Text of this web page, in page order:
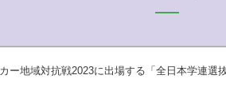
ー地域対抗戦2023に出場する「全日本学連選